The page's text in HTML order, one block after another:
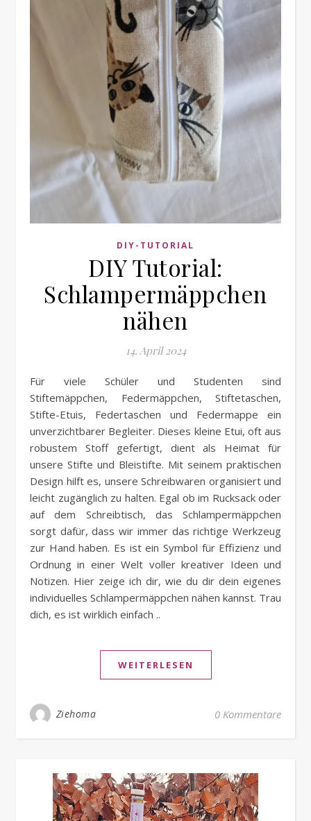
DIY-TUTORIAL
DIY Tutorial:
Schlampermäppchen
nähen
14. April 2024
Für viele Schüler und Studenten sind
Stiftemäppchen, Federmäppchen, Stiftetaschen,
Stifte-Etuis, Federtaschen und Federmappe ein
unverzichtbarer Begleiter. Dieses kleine Etui, oft aus
robustem Stoff gefertigt, dient als Heimat für
unsere Stifte und Bleistifte. Mit seinem praktischen
Design hilft es, unsere Schreibwaren organisiert und
leicht zugänglich zu halten. Egal ob im Rucksack oder
auf dem Schreibtisch, das Schlampermäppchen
sorgt dafür, dass wir immer das richtige Werkzeug
zur Hand haben. Es ist ein Symbol für Effizienz und
Ordnung in einer Welt voller kreativer Ideen und
Notizen. Hier zeige ich dir, wie du dir dein eigenes
individuelles Schlampermäppchen nähen kannst. Trau
dich, es ist wirklich einfach ..
WEITERLESEN
Ziehoma 0 Kommentare